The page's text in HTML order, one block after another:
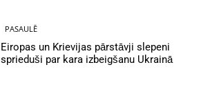
PASAULĒ
Eiropas un Krievijas pārstāvji slepeni
sprieduši par kara izbeigšanu Ukrainā